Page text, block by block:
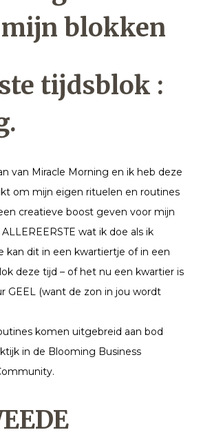
blokken
tijdsblok :
van Miracle Morning en ik heb deze
om mijn eigen rituelen en routines
creatieve boost geven voor mijn
wat ik doe als ik
kan dit in een kwartiertje of in een
deze tijd – of het nu een kwartier is
GEEL (want de zon in jou wordt
komen uitgebreid aan bod
in de Blooming Business